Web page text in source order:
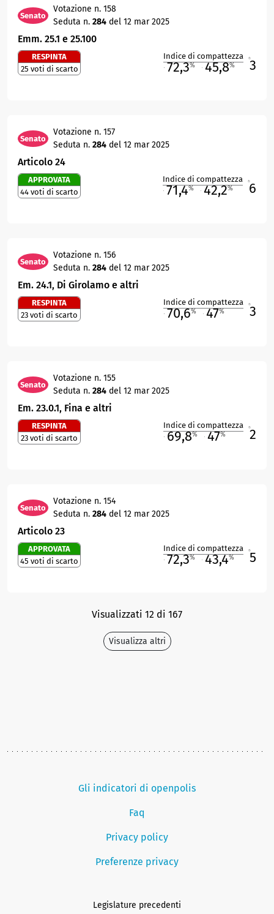
Senato
Votazione n. 158
Seduta n. 284 del 12 mar 2025
Emm. 25.1 e 25.100
RESPINTA
25 voti di scarto
Indice di compattezza
72,3% 45,8% 3
Senato
Votazione n. 157
Seduta n. 284 del 12 mar 2025
Articolo 24
APPROVATA
44 voti di scarto
Indice di compattezza
71,4% 42,2% 6
Senato
Votazione n. 156
Seduta n. 284 del 12 mar 2025
Em. 24.1, Di Girolamo e altri
RESPINTA
23 voti di scarto
Indice di compattezza
70,6% 47% 3
Senato
Votazione n. 155
Seduta n. 284 del 12 mar 2025
Em. 23.0.1, Fina e altri
RESPINTA
23 voti di scarto
Indice di compattezza
69,8% 47% 2
Senato
Votazione n. 154
Seduta n. 284 del 12 mar 2025
Articolo 23
APPROVATA
45 voti di scarto
Indice di compattezza
72,3% 43,4% 5
Visualizzati 12 di 167
Visualizza altri
Gli indicatori di openpolis
Faq
Privacy policy
Preferenze privacy
Legislature precedenti